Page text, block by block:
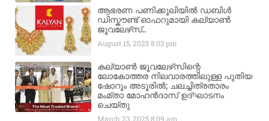
ആഭരണ പണിക്കൂലിയിൽ ഡബിൾ
ഡിസ്കൗണ്ട് ഓഫറുമായി കല്യാൺ
ജൂവലേഴ്‌സ്..
August 15, 20258:03 pm
കല്യാൺ ജൂവലേഴ്‌സിന്റെ
ലോകോത്തര നിലവാരത്തിലുള്ള പുതിയ
ഷോറൂം അടൂരിൽ; ചലച്ചിത്രതാരം
മംമ്താ മോഹൻദാസ് ഉദ്ഘാടനം
ചെയ്‌തു
March 23, 20258:09 am